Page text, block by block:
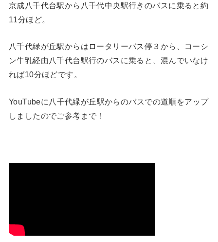
京成八千代台駅から八千代中央駅行きのバスに乗ると約
11分ほど。
八千代緑が丘駅からはロータリーバス停３から、コーシ
ン牛乳経由八千代台駅行のバスに乗ると、混んでいなけ
れば10分ほどです。
YouTubeに八千代緑が丘駅からのバスでの道順をアップ
しましたのでご参考まで！